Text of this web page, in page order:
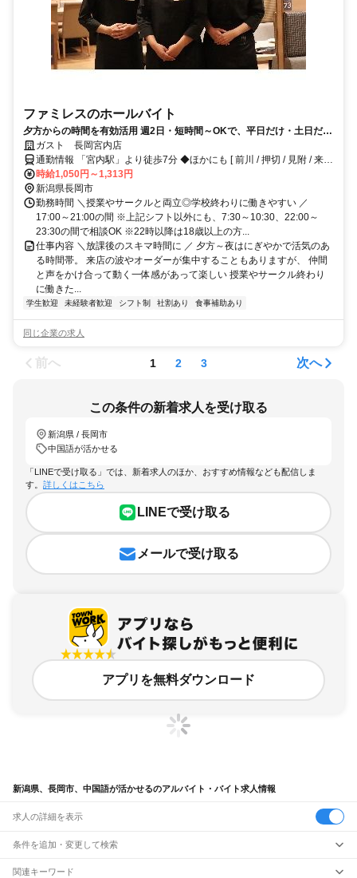
ファミレスのホールバイト
夕方からの時間を有効活用 週2日・短時間～OKで、平日だけ・土日だけ
も歓迎 交通費支給や食事補助など待遇充実◎未経験からでも安心してス
タートできます
ガスト 長岡宮内店
通勤情報 「宮内駅」より徒歩7分 ◆ほかにも [ 前川 / 押切 / 見附 / 来迎
寺 ] からも車で8～15分程度!!※自転車 / 車 / バイク通勤OK
時給1,050円～1,313円
新潟県長岡市
勤務時間 ＼授業やサークルと両立◎学校終わりに働きやすい ／
17:00～21:00の間 ※上記シフト以外にも、7:30～10:30、22:00～
23:30の間で相談OK ※22時以降は18歳以上の方...
仕事内容 ＼放課後のスキマ時間に ／ 夕方～夜はにぎやかで活気のあ
る時間帯。 来店の波やオーダーが集中することもありますが、 仲間
と声をかけ合って動く一体感があって楽しい 授業やサークル終わり
に働きた...
学生歓迎 未経験者歓迎 シフト制 社割あり 食事補助あり
同じ企業の求人
前へ 1 2 3 次へ
この条件の新着求人を受け取る
新潟県 / 長岡市
中国語が活かせる
「LINEで受け取る」では、新着求人のほか、おすすめ情報なども配信しま
す。 詳しくはこちら
LINEで受け取る
メールで受け取る
アプリを無料ダウンロード
新潟県、長岡市、中国語が活かせるのアルバイト・バイト求人情報
求人の詳細を表示
条件を追加・変更して検索
市区町村を追加・変更
関連キーワード